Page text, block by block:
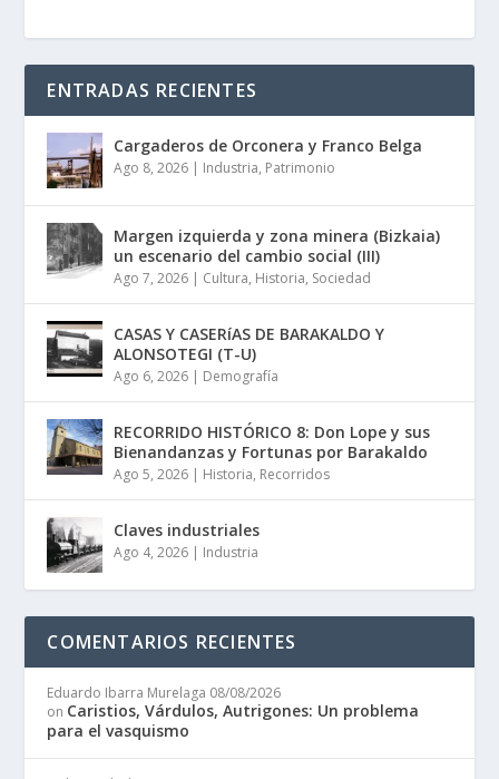
ENTRADAS RECIENTES
Cargaderos de Orconera y Franco Belga
Ago 8, 2026 | Industria, Patrimonio
Margen izquierda y zona minera (Bizkaia)
un escenario del cambio social (III)
Ago 7, 2026 | Cultura, Historia, Sociedad
CASAS Y CASERíAS DE BARAKALDO Y
ALONSOTEGI (T-U)
Ago 6, 2026 | Demografía
RECORRIDO HISTÓRICO 8: Don Lope y sus
Bienandanzas y Fortunas por Barakaldo
Ago 5, 2026 | Historia, Recorridos
Claves industriales
Ago 4, 2026 | Industria
COMENTARIOS RECIENTES
Eduardo Ibarra Murelaga 08/08/2026
on Caristios, Várdulos, Autrigones: Un problema
para el vasquismo